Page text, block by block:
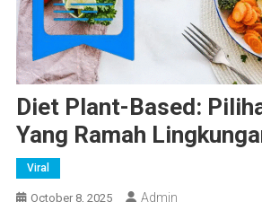
Diet Plant-Based:
Yang Ramah
Viral
October 8, 2025 Admin